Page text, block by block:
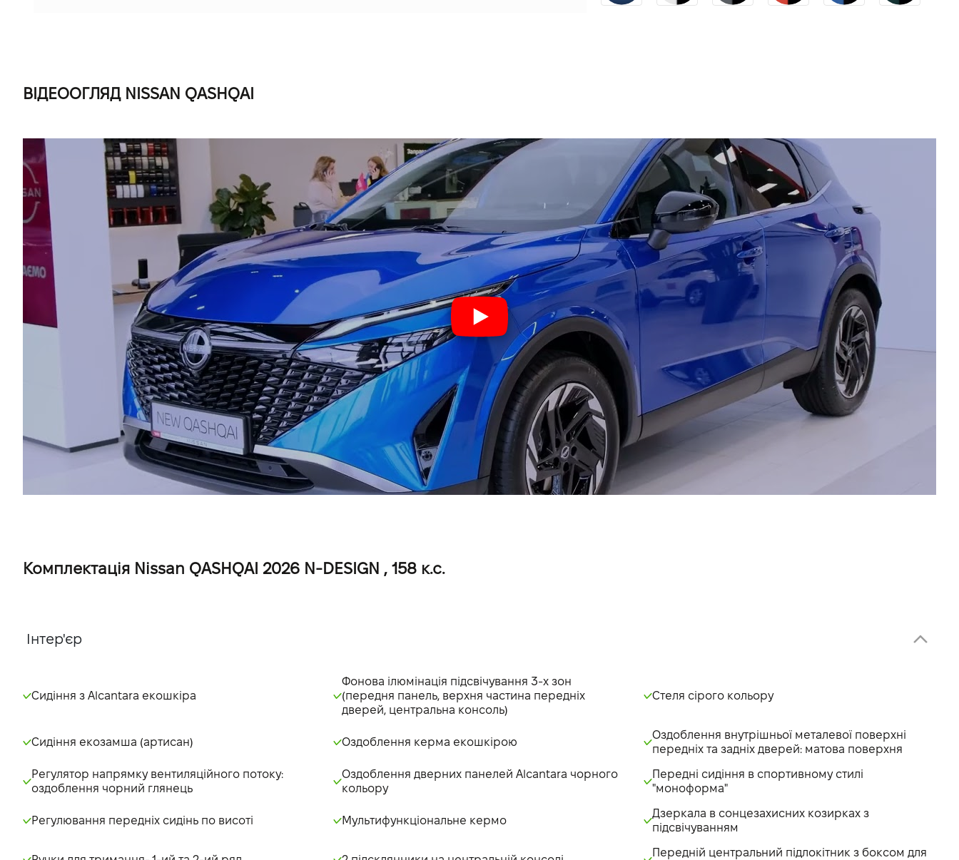
ВІДЕООГЛЯД NISSAN QASHQAI
Комплектація Nissan QASHQAI 2026 N-DESIGN , 158 к.с.
Інтер'єр
Сидіння з Alcantara екошкіра
Фонова ілюмінація підсвічування 3-х зон
(передня панель, верхня частина передніх
дверей, центральна консоль)
Стеля сірого кольору
Сидіння екозамша (артисан) Оздоблення керма екошкірою
Оздоблення внутрішньої металевої поверхні
передніх та задніх дверей: матова поверхня
Регулятор напрямку вентиляційного потоку:
оздоблення чорний глянець
Оздоблення дверних панелей Alcantara чорного
кольору
Передні сидіння в спортивному стилі
"моноформа"
Регулювання передніх сидінь по висоті Мультифункціональне кермо
Дзеркала в сонцезахисних козирках з
підсвічуванням
Передній центральний підлокітник з боксом для